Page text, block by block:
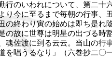
のいわれについて、第二十
り今に至るまで毎朝の行事
の終わり寅の始めは即ち是れ
の故に世尊は明星の出づる時
魂佐渡に到る云云。当山の行
を唱うるなり」（六巻抄二〇一